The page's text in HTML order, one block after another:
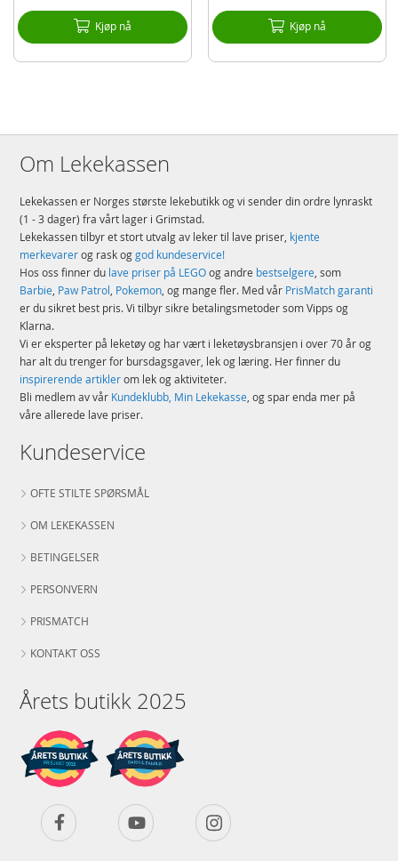
Kjøp nå Kjøp nå
Om Lekekassen
Lekekassen er Norges største lekebutikk og vi sender din ordre lynraskt
(1 - 3 dager) fra vårt lager i Grimstad.
Lekekassen tilbyr et stort utvalg av leker til lave priser, kjente
merkevarerog rask oggod kundeservice!
Hos oss finner du lave priser på LEGOog andre bestselgere, som
Barbie, Paw Patrol, Pokemon, og mange fler. Med vår PrisMatch garanti
er du sikret best pris. Vi tilbyr sikre betalingsmetoder som Vipps og
Klarna.
Vi er eksperter på leketøy og har vært i leketøysbransjen i over 70 år og
har alt du trenger for bursdagsgaver, lek og læring. Her finner du
inspirerende artiklerom lek og aktiviteter.
Bli medlem av vår Kundeklubb, Min Lekekasse, og spar enda mer på
våre allerede lave priser.
Kundeservice
OFTE STILTE SPØRSMÅL
OM LEKEKASSEN
BETINGELSER
PERSONVERN
PRISMATCH
KONTAKT OSS
Årets butikk 2025